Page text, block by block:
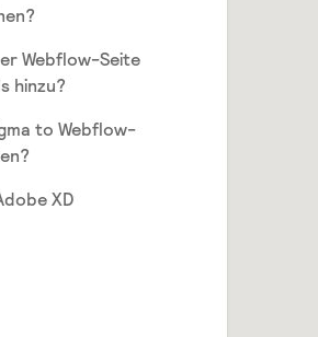
Webflow-Seite
hinzu?
to Webflow-
XD